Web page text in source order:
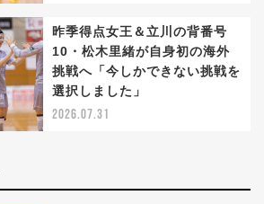
昨季得点女王＆立川の背番号
10・松木里緒が自身初の海外
挑戦へ「今しかできない挑戦を
選択しました」
2026.07.31